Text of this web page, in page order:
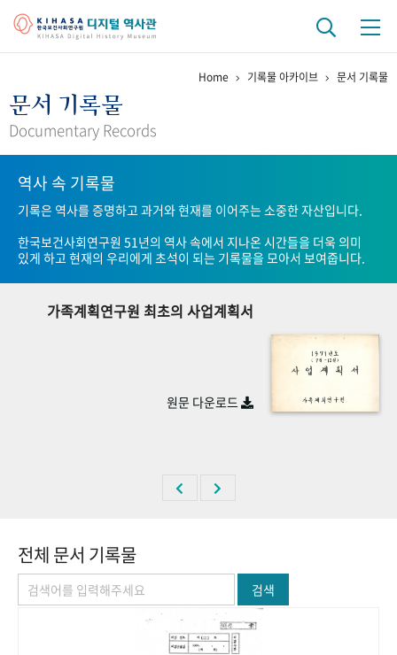
걸어온 길 기관 변천사
연구 역사
정책과 연구 키워드로 보는 연구 역사
연구자들
기록물 아카이브
사진 아카이브 문서 기록물 행정박물
숫자로 보는 50년 50+1주년 광장
Home 기록물 아카이브 문서 기록물
문서 기록물
Documentary Records
역사 속 기록물
기록은 역사를 증명하고 과거와 현재를 이어주는 소중한 자산입니다.
한국보건사회연구원 51년의 역사 속에서 지나온 시간들을 더욱 의미
있게 하고 현재의 우리에게 초석이 되는 기록물을 모아서 보여줍니다.
가족계획연구원 최초의 사업계획서
원문 다운로드
전체 문서 기록물
검색